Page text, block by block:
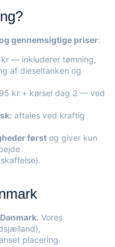
gennemsigtige priser:
— inkluderer tømning,
af dieseltanken og
kr + kørsel dag 2 — ved
aftales ved kraftig
først og giver kun
. Vores
placering.